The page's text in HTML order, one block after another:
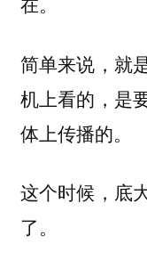
简单来说，就
机上看的，是
体上传播的。
这个时候，底
了。